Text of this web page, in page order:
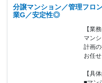
分譲マンション／管理フロ
業G／安定性◎
【業
マン
計画
お任せ
【具